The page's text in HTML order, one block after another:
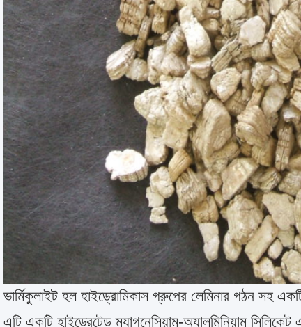
ভার্মিকুলাইট হল হাইড্রোমিকাস গ্রুপের লেমিনার গঠন সহ
এটি একটি হাইড্রেটেড ম্যাগনেসিয়াম-অ্যালুমিনিয়াম